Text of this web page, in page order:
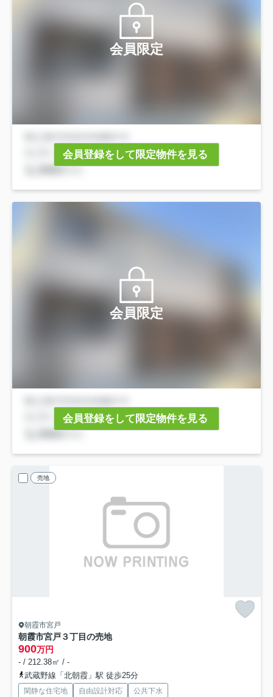
会員限定
会員登録をして限定物件を見る
会員限定
会員登録をして限定物件を見る
売地
朝霞市宮戸
朝霞市宮戸３丁目の売地
900万円
- / 212.38㎡ / -
武蔵野線「北朝霞」駅 徒歩25分
閑静な住宅地 自由設計対応 公共下水